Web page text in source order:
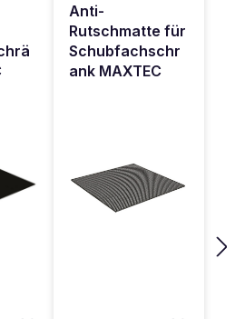
Anti-
Rutschmatte für
Schubfachschr
ank MAXTEC